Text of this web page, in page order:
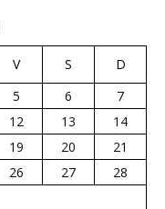
V S
D
5 6
7
12 13
14
19 20
21
26 27
28